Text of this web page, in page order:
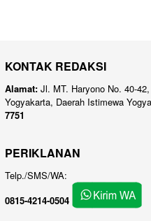
KONTAK REDAKSI
Alamat: Jl. MT. Haryono No. 40-
Yogyakarta, Daerah Istimewa
7751
PERIKLANAN
Telp./SMS/WA:
0815-4214-0504